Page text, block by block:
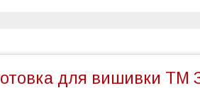
для вишивки ТМ